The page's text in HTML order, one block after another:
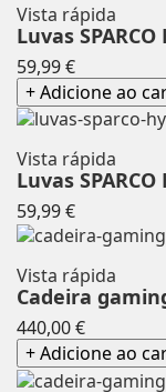
Vista rápida
Luvas
59,99 €Preço
+ Adicione ao
Vista rápida
Luvas
59,99 €Preço
Vista rápida
Cadeira
440,00 €Preço
+ Adicione ao